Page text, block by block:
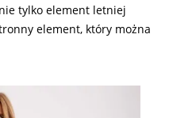
tylko element letniej
element, który można